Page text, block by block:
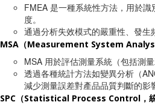
FMEA 是一種系統性方法，用於
度。
通過分析失效模式的嚴重性、發生
MSA（Measurement System
MSA 用於評估測量系統（包括測
透過各種統計方法如變異分析（
減少測量誤差對產品品質判斷的影
SPC（Statistical Process Control，統